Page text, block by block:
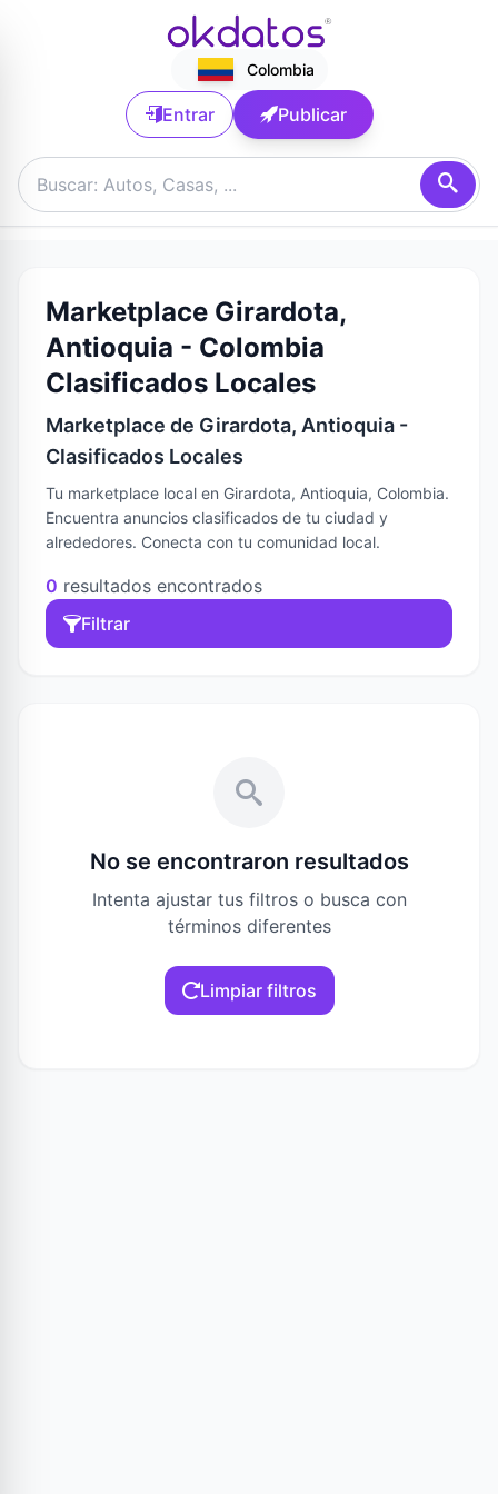
Colombia
Entrar Publicar
Marketplace Girardota,
Antioquia - Colombia
Clasificados Locales
Marketplace de Girardota, Antioquia -
Clasificados Locales
Tu marketplace local en Girardota, Antioquia, Colombia.
Encuentra anuncios clasificados de tu ciudad y
alrededores. Conecta con tu comunidad local.
0 resultados encontrados
Filtrar
No se encontraron resultados
Intenta ajustar tus filtros o busca con
términos diferentes
Limpiar filtros